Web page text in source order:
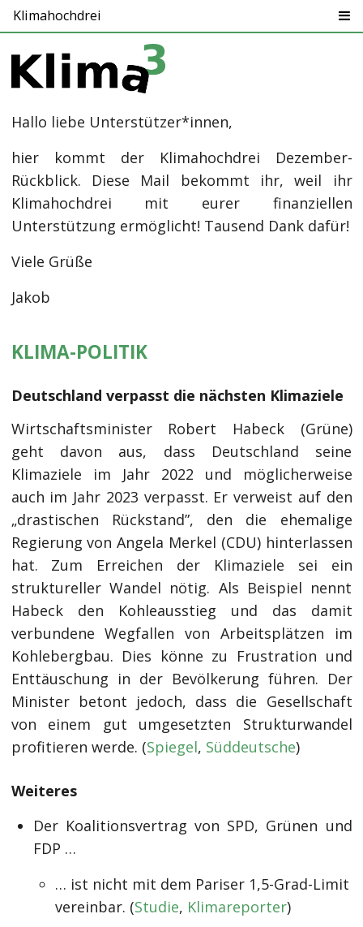
Klimahochdrei
Hallo liebe Unterstützer*innen,
hier kommt der Klimahochdrei Dezember-
Rückblick. Diese Mail bekommt ihr, weil ihr
Klimahochdrei mit eurer finanziellen
Unterstützung ermöglicht! Tausend Dank dafür!
Viele Grüße
Jakob
KLIMA-POLITIK
Deutschland verpasst die nächsten Klimaziele
Wirtschaftsminister Robert Habeck (Grüne)
geht davon aus, dass Deutschland seine
Klimaziele im Jahr 2022 und möglicherweise
auch im Jahr 2023 verpasst. Er verweist auf den
„drastischen Rückstand”, den die ehemalige
Regierung von Angela Merkel (CDU) hinterlassen
hat. Zum Erreichen der Klimaziele sei ein
struktureller Wandel nötig. Als Beispiel nennt
Habeck den Kohleausstieg und das damit
verbundene Wegfallen von Arbeitsplätzen im
Kohlebergbau. Dies könne zu Frustration und
Enttäuschung in der Bevölkerung führen. Der
Minister betont jedoch, dass die Gesellschaft
von einem gut umgesetzten Strukturwandel
profitieren werde. (Spiegel, Süddeutsche)
Weiteres
Der Koalitionsvertrag von SPD, Grünen und
FDP …
… ist nicht mit dem Pariser 1,5-Grad-Limit
vereinbar. (Studie, Klimareporter)